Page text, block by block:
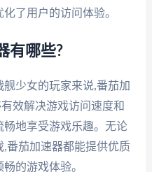
了用户的访问体验。
有哪些?
少女的玩家来说,番茄加
效解决游戏访问速度和
地享受游戏乐趣。无论
番茄加速器都能提供优质
的游戏体验。